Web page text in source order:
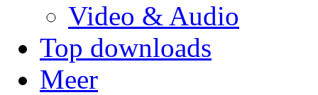
Video & Audio
Top downloads
Meer